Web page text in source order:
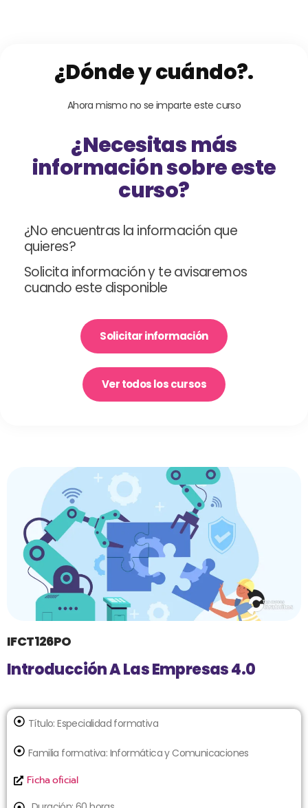
¿Dónde y cuándo?.
Ahora mismo no se imparte este curso
¿Necesitas más
información sobre este
curso?
¿No encuentras la información que
quieres?
Solicita información y te avisaremos
cuando este disponible
Solicitar información
Ver todos los cursos
IFCT126PO
Introducción A Las Empresas 4.0
Título:Especialidad formativa
Familia formativa: Informática y Comunicaciones
Ficha oficial